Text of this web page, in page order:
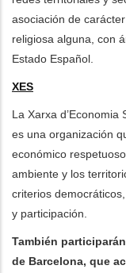
asociación de
religiosa alguna, con
Estado Español.
XES
La Xarxa d’Economia
es una organización
económico
ambiente y los
criterios
y participación.
También
de Barcelona, que